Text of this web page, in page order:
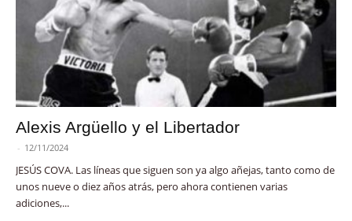
Alexis Argüello y el Libertador
- 12/11/2024
JESÚS COVA. Las líneas que siguen son ya algo añejas, tanto como de
unos nueve o diez años atrás, pero ahora contienen varias
adiciones,...